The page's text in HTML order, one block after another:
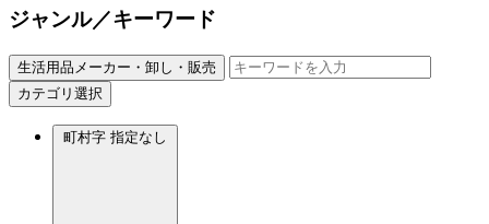
ジャンル／キーワード
生活用品メーカー・卸し・販売
カテゴリ選択
町村字 指定なし